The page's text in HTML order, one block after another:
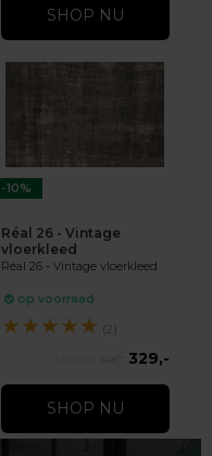
SHOP NU
-10%
Réal 26 - Vintage
vloerkleed
Réal 26 - Vintage vloerkleed
op voorraad
★★★★★ (2)
329,-
SHOP NU